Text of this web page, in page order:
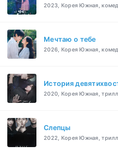
2023, Корея Южная,
Мечтаю о тебе
2026, Корея Южная,
История
2020, Корея Южная,
Слепцы
2022, Корея Южная,